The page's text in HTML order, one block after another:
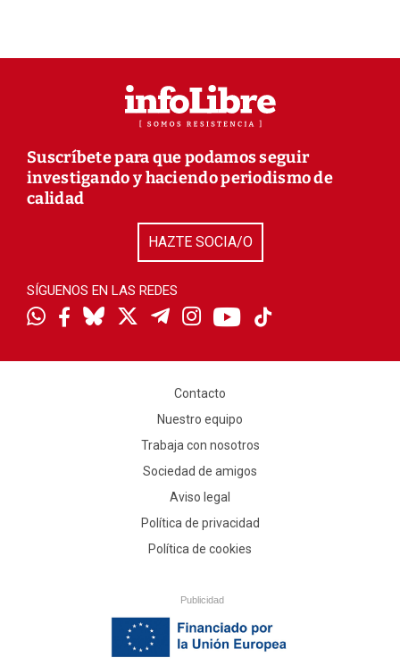
Suscríbete para que podamos seguir
investigando y haciendo periodismo de
calidad
HAZTE SOCIA/O
SÍGUENOS EN LAS REDES
Contacto
Nuestro equipo
Trabaja con nosotros
Sociedad de amigos
Aviso legal
Política de privacidad
Política de cookies
Publicidad